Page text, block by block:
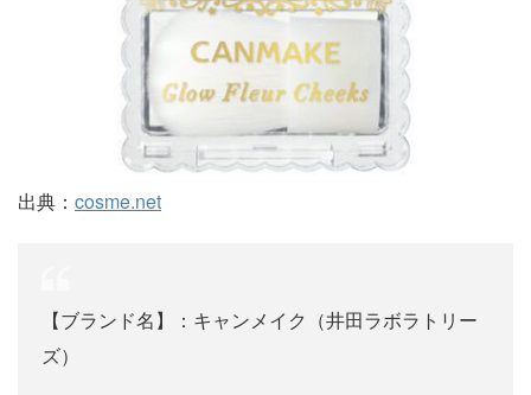
出典： cosme.net
【ブランド名】：キャンメイク（井田ラボラトリー
ズ）